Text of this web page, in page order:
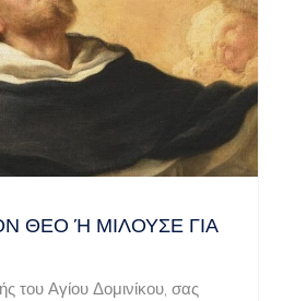
Ή ΜΙΛΟΎΣΕ ΓΙΑ ΤΟ
του Αγίου Δομινίκου, σας